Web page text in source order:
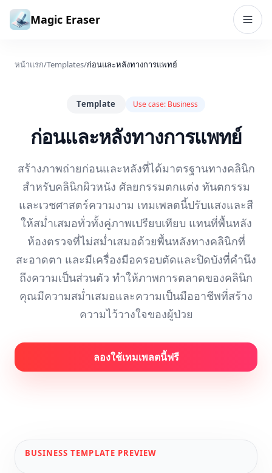
ข้ามไปยังเนื้อหา
Magic Eraser
หน้าแรก/Templates/ก่อนและหลังทางการแพทย์
Template Use case: Business
ก่อนและหลังทางการแพทย์
สร้างภาพถ่ายก่อนและหลังที่ได้มาตรฐานทางคลินิก
สำหรับคลินิกผิวหนัง ศัลยกรรมตกแต่ง ทันตกรรม
และเวชศาสตร์ความงาม เทมเพลตนี้ปรับแสงและสี
ให้สม่ำเสมอทั่วทั้งคู่ภาพเปรียบเทียบ แทนที่พื้นหลัง
ห้องตรวจที่ไม่สม่ำเสมอด้วยพื้นหลังทางคลินิกที่
สะอาดตา และมีเครื่องมือครอบตัดและปิดบังที่คำนึง
ถึงความเป็นส่วนตัว ทำให้ภาพการตลาดของคลินิก
คุณมีความสม่ำเสมอและความเป็นมืออาชีพที่สร้าง
ความไว้วางใจของผู้ป่วย
ลองใช้เทมเพลตนี้ฟรี
BUSINESS TEMPLATE PREVIEW